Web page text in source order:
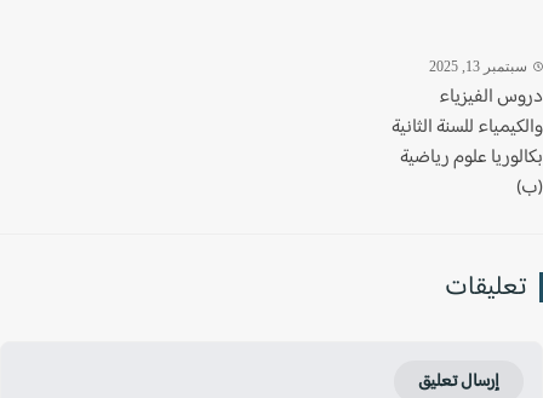
13, 2025
الفيزياء
للسنة الثانية
علوم رياضية
إرسال تعليق